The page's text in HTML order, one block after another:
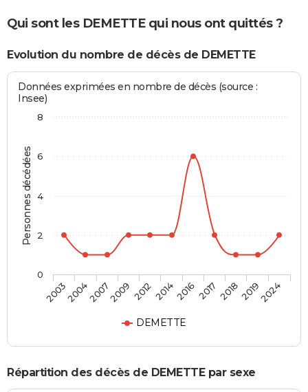
Qui sont les DEMETTE qui nous ont quittés ?
Evolution du nombre de décès de DEMETTE
Personnes décédées
Données exprimées en nombre de décès (source :
Insee)
DEMETTE
2003200420072009 2012201420162017 201820192024
0
2
4
6
8
Répartition des décès de DEMETTE par sexe